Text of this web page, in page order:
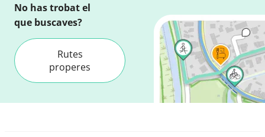
No has trobat el
que buscaves?
Rutes
properes